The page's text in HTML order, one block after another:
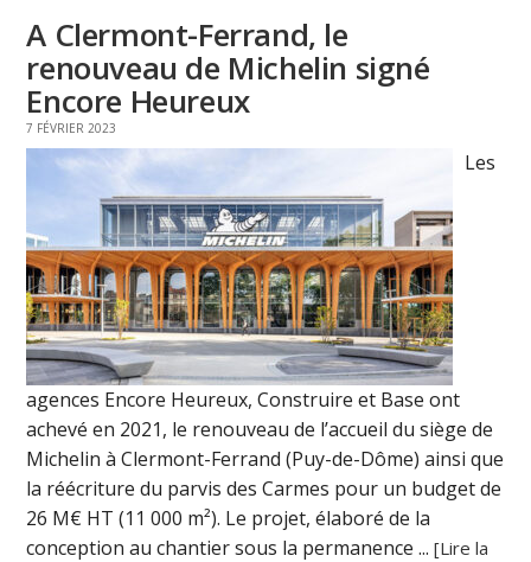
A Clermont-Ferrand, le
renouveau de Michelin signé
Encore Heureux
7 FÉVRIER 2023
Les
agences Encore Heureux, Construire et Base ont
achevé en 2021, le renouveau de l’accueil du siège de
Michelin à Clermont-Ferrand (Puy-de-Dôme) ainsi que
la réécriture du parvis des Carmes pour un budget de
26 M€ HT (11 000 m²). Le projet, élaboré de la
conception au chantier sous la permanence ...[Lire la